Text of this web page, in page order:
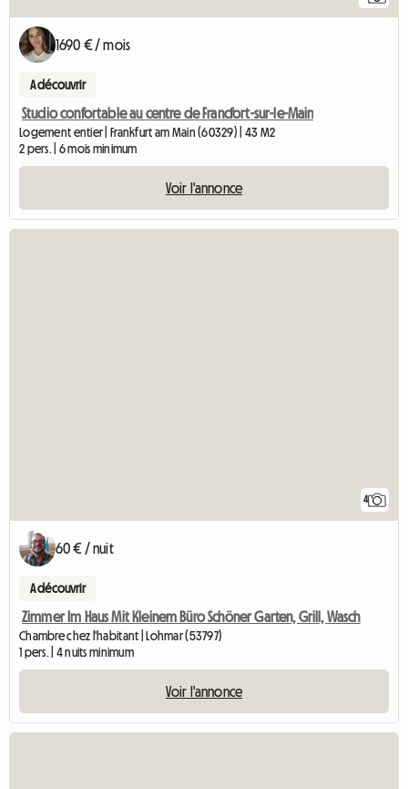
1690 € / mois
A découvrir
Studio confortable au centre de Francfort-sur-le-Main
Logement entier | Frankfurt am Main (60329) | 43 M2
2 pers. | 6 mois minimum
Voir l'annonce
4
60 € / nuit
A découvrir
Zimmer Im Haus Mit Kleinem Büro Schöner Garten, Grill, Wasch
Chambre chez l'habitant | Lohmar (53797)
1 pers. | 4 nuits minimum
Voir l'annonce